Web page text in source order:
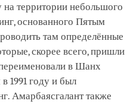
на территории небольшого
основанного Пятым
там определённые
скорее всего, пришли
в Шанх
1991 году и был
Амарбаясгалант также